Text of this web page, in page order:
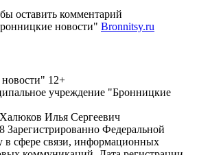
оставить комментарий
новости" Bronnitsy.ru
12+
учреждение "Бронницкие
Илья Сергеевич
Федеральной
в сфере связи, информационных